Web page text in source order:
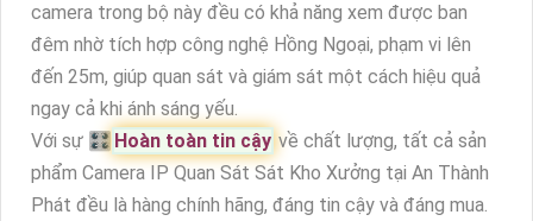
camera trong bộ này đều có khả năng xem được ban
đêm nhờ tích hợp công nghệ Hồng Ngoại, phạm vi lên
đến 25m, giúp quan sát và giám sát một cách hiệu quả
ngay cả khi ánh sáng yếu.
Với sự 🎛 Hoàn toàn tin cậy về chất lượng, tất cả sản
phẩm Camera IP Quan Sát Sát Kho Xưởng tại An Thành
Phát đều là hàng chính hãng, đáng tin cậy và đáng mua.